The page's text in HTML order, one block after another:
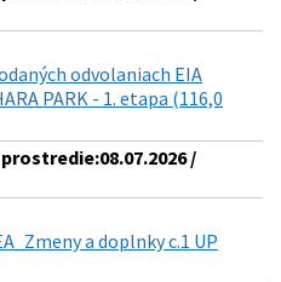
odvolaniach EIA
PARK - 1. etapa (116,0
/
a doplnky c.1 UP